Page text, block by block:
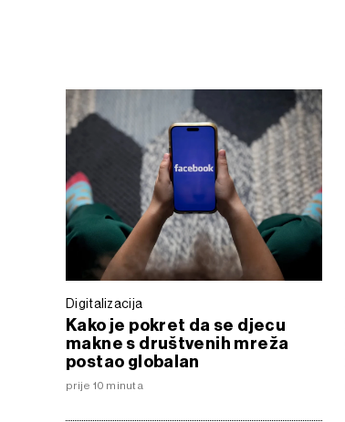
Digitalizacija
Kako je pokret da se djecu
makne s društvenih mreža
postao globalan
prije 10 minuta